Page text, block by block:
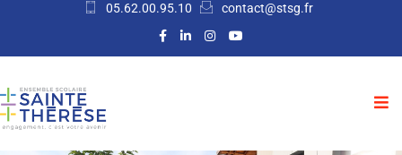
05.62.00.95.10 contact@stsg.fr